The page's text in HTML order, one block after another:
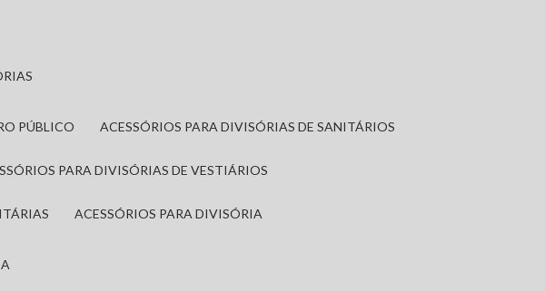
PÚBLICO ACESSÓRIOS PARA DIVISÓRIAS DE SANITÁRIOS
PARA DIVISÓRIAS DE VESTIÁRIOS
ACESSÓRIOS PARA DIVISÓRIA